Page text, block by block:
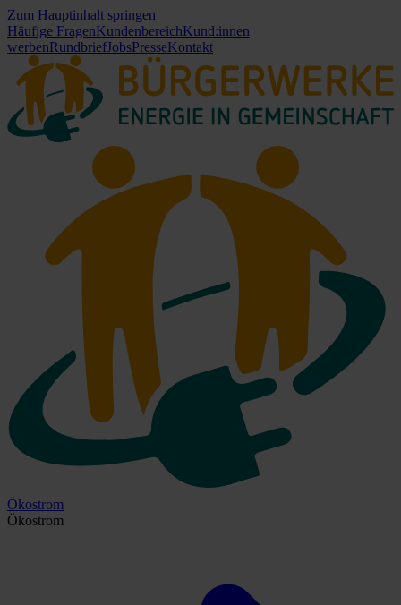
Zum Hauptinhalt springen
Häufige FragenKundenbereichKund:innen
werbenRundbriefJobsPresseKontakt
Ökostrom
Ökostrom